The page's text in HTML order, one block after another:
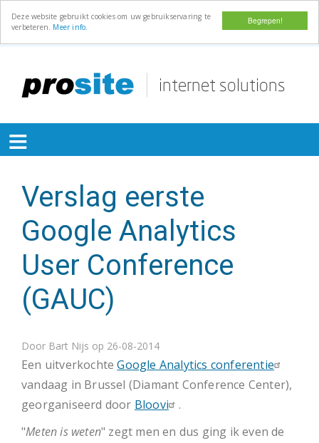
Begrepen!
Deze website gebruikt cookies om uw gebruikservaring te
verbeteren. Meer info.
inhoud
gaan
≡
Verslag eerste
Google Analytics
User Conference
(GAUC)
Door Bart Nijs op 26-08-2014
Een uitverkochteGoogle Analytics conferentie
vandaag in Brussel (Diamant Conference Center),
georganiseerd door Bloovi
.
"Meten is weten" zegt men en dus ging ik even de